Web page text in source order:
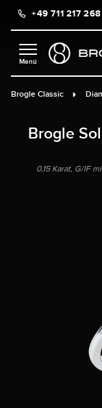
springen
+49 711 217
Brogle Classic
Brogle
0,15 Karat, G/IF